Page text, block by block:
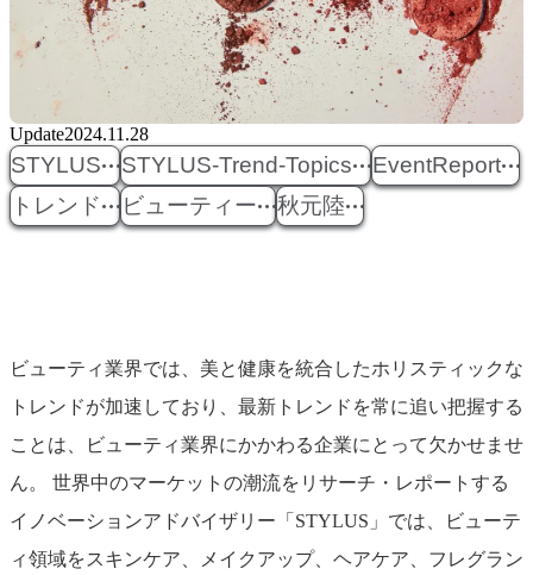
Update2024.11.28
STYLUS STYLUS-Trend-Topics
EventReport
トレンド
ビューティー 秋元陸
ビューティ業界では、美と健康を統合したホリスティックな
トレンドが加速しており、最新トレンドを常に追い把握する
ことは、ビューティ業界にかかわる企業にとって欠かせませ
ん。 世界中のマーケットの潮流をリサーチ・レポートする
イノベーションアドバイザリー「STYLUS」では、ビューテ
ィ領域をスキンケア、メイクアップ、ヘアケア、フレグラン